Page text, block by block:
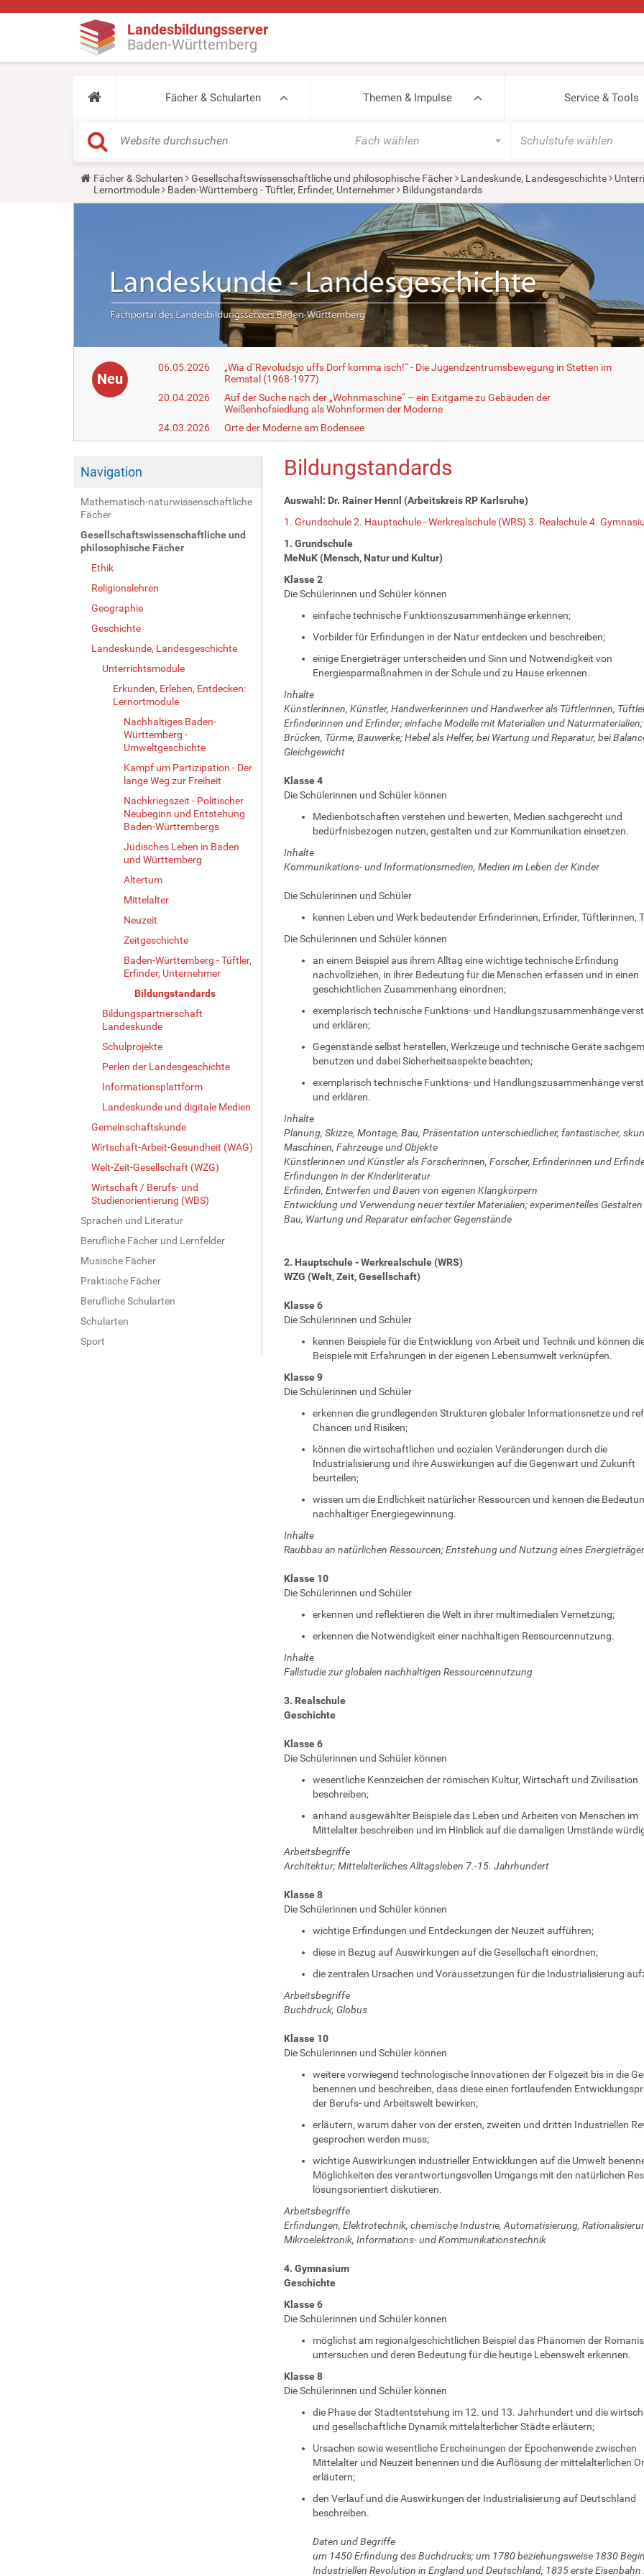
Landesbildungsserver
Baden-Württemberg
Fächer & Schularten Themen & Impulse Service & Tools
Fach wählen Schulstufe wählen
Y
u
Fächer & Schularten Gesellschaftswissenschaftliche und philosophische Fächer Landeskunde, Landesgeschichte
Lernortmodule
Baden-Württemberg - Tüftler, Erfinder, Unternehmer Bildungstandards
Neu
06.05.2026
„Wia d´Revoludsjo uffs Dorf komma isch!“ - Die Jugendzentrumsbewegung in Stetten im
Remstal (1968-1977)
20.04.2026
Auf der Suche nach der „Wohnmaschine“ – ein Exitgame zu Gebäuden der
Weißenhofsiedlung als Wohnformen der Moderne
24.03.2026
Orte der Moderne am Bodensee
Navigation
Mathematisch-naturwissenschaftliche
Fächer
Gesellschaftswissenschaftliche und
philosophische Fächer
Ethik
Religionslehren
Geographie
Geschichte
Landeskunde, Landesgeschichte
Unterrichtsmodule
Erkunden, Erleben, Entdecken:
Lernortmodule
Nachhaltiges Baden-
Württemberg -
Umweltgeschichte
Kampf um Partizipation - Der
lange Weg zur Freiheit
Nachkriegszeit - Politischer
Neubeginn und Entstehung
Baden-Württembergs
Jüdisches Leben in Baden
und Württemberg
Altertum
Mittelalter
Neuzeit
Zeitgeschichte
Baden-Württemberg - Tüftler,
Erfinder, Unternehmer
Bildungstandards
Bildungspartnerschaft
Landeskunde
Schulprojekte
Perlen der Landesgeschichte
Informationsplattform
Landeskunde und digitale Medien
Gemeinschaftskunde
Wirtschaft-Arbeit-Gesundheit (WAG)
Welt-Zeit-Gesellschaft (WZG)
Wirtschaft / Berufs- und
Studienorientierung (WBS)
Sprachen und Literatur
Berufliche Fächer und Lernfelder
Musische Fächer
Praktische Fächer
Berufliche Schularten
Schularten
Sport
Bildungstandards
Auswahl: Dr. Rainer Hennl (Arbeitskreis RP Karlsruhe)
1. Grundschule 2. Hauptschule - Werkrealschule (WRS) 3. Realschule 4.
1. Grundschule
MeNuK (Mensch, Natur und Kultur)
Klasse 2
Die Schülerinnen und Schüler können
einfache technische Funktionszusammenhänge erkennen;
Vorbilder für Erfindungen in der Natur entdecken und beschreiben;
einige Energieträger unterscheiden und Sinn und Notwendigkeit von
Energiesparmaßnahmen in der Schule und zu Hause erkennen.
Inhalte
Künstlerinnen, Künstler, Handwerkerinnen und Handwerker als Tüftlerinnen,
Erfinderinnen und Erfinder; einfache Modelle mit Materialien und Naturmaterialien;
Brücken, Türme, Bauwerke; Hebel als Helfer, bei Wartung und Reparatur, bei
Gleichgewicht
Klasse 4
Die Schülerinnen und Schüler können
Medienbotschaften verstehen und bewerten, Medien sachgerecht und
bedürfnisbezogen nutzen, gestalten und zur Kommunikation einsetzen.
Inhalte
Kommunikations- und Informationsmedien, Medien im Leben der Kinder
Die Schülerinnen und Schüler
kennen Leben und Werk bedeutender Erfinderinnen, Erfinder, Tüftlerinnen,
Die Schülerinnen und Schüler können
an einem Beispiel aus ihrem Alltag eine wichtige technische Erfindung
nachvollziehen, in ihrer Bedeutung für die Menschen erfassen und in einen
geschichtlichen Zusammenhang einordnen;
exemplarisch technische Funktions- und Handlungszusammenhänge
und erklären;
Gegenstände selbst herstellen, Werkzeuge und technische Geräte
benutzen und dabei Sicherheitsaspekte beachten;
exemplarisch technische Funktions- und Handlungszusammenhänge
und erklären.
Inhalte
Planung, Skizze, Montage, Bau, Präsentation unterschiedlicher, fantastischer,
Maschinen, Fahrzeuge und Objekte
Künstlerinnen und Künstler als Forscherinnen, Forscher, Erfinderinnen und
Erfindungen in der Kinderliteratur
Erfinden, Entwerfen und Bauen von eigenen Klangkörpern
Entwicklung und Verwendung neuer textiler Materialien; experimentelles Gestalten
Bau, Wartung und Reparatur einfacher Gegenstände
2. Hauptschule - Werkrealschule (WRS)
WZG (Welt, Zeit, Gesellschaft)
Klasse 6
Die Schülerinnen und Schüler
kennen Beispiele für die Entwicklung von Arbeit und Technik und können
Beispiele mit Erfahrungen in der eigenen Lebensumwelt verknüpfen.
Klasse 9
Die Schülerinnen und Schüler
erkennen die grundlegenden Strukturen globaler Informationsnetze und
Chancen und Risiken;
können die wirtschaftlichen und sozialen Veränderungen durch die
Industrialisierung und ihre Auswirkungen auf die Gegenwart und Zukunft
beurteilen;
wissen um die Endlichkeit natürlicher Ressourcen und kennen die
nachhaltiger Energiegewinnung.
Inhalte
Raubbau an natürlichen Ressourcen; Entstehung und Nutzung eines
Klasse 10
Die Schülerinnen und Schüler
erkennen und reflektieren die Welt in ihrer multimedialen Vernetzung;
erkennen die Notwendigkeit einer nachhaltigen Ressourcennutzung.
Inhalte
Fallstudie zur globalen nachhaltigen Ressourcennutzung
3. Realschule
Geschichte
Klasse 6
Die Schülerinnen und Schüler können
wesentliche Kennzeichen der römischen Kultur, Wirtschaft und Zivilisation
beschreiben;
anhand ausgewählter Beispiele das Leben und Arbeiten von Menschen im
Mittelalter beschreiben und im Hinblick auf die damaligen Umstände
Arbeitsbegriffe
Architektur; Mittelalterliches Alltagsleben 7.-15. Jahrhundert
Klasse 8
Die Schülerinnen und Schüler können
wichtige Erfindungen und Entdeckungen der Neuzeit aufführen;
diese in Bezug auf Auswirkungen auf die Gesellschaft einordnen;
die zentralen Ursachen und Voraussetzungen für die Industrialisierung
Arbeitsbegriffe
Buchdruck, Globus
Klasse 10
Die Schülerinnen und Schüler können
weitere vorwiegend technologische Innovationen der Folgezeit bis in die
benennen und beschreiben, dass diese einen fortlaufenden
der Berufs- und Arbeitswelt bewirken;
erläutern, warum daher von der ersten, zweiten und dritten Industriellen
gesprochen werden muss;
wichtige Auswirkungen industrieller Entwicklungen auf die Umwelt
Möglichkeiten des verantwortungsvollen Umgangs mit den natürlichen
lösungsorientiert diskutieren.
Arbeitsbegriffe
Erfindungen, Elektrotechnik, chemische Industrie, Automatisierung,
Mikroelektronik, Informations- und Kommunikationstechnik
4. Gymnasium
Geschichte
Klasse 6
Die Schülerinnen und Schüler können
möglichst am regionalgeschichtlichen Beispiel das Phänomen der
untersuchen und deren Bedeutung für die heutige Lebenswelt erkennen.
Klasse 8
Die Schülerinnen und Schüler können
die Phase der Stadtentstehung im 12. und 13. Jahrhundert und die
und gesellschaftliche Dynamik mittelalterlicher Städte erläutern;
Ursachen sowie wesentliche Erscheinungen der Epochenwende zwischen
Mittelalter und Neuzeit benennen und die Auflösung der mittelalterlichen
erläutern;
den Verlauf und die Auswirkungen der Industrialisierung auf Deutschland
beschreiben.
Daten und Begriffe
um 1450 Erfindung des Buchdrucks; um 1780 beziehungsweise 1830
Industriellen Revolution in England und Deutschland; 1835 erste Eisenbahn